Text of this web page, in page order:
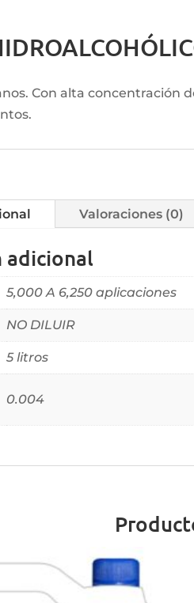
Con alta concentración
Valoraciones (0)
adicional
5,000 A 6,250 aplicaciones
NO DILUIR
5 litros
0.004